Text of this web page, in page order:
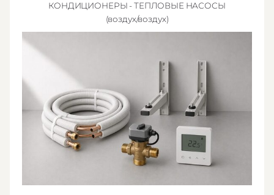
КОНДИЦИОНЕРЫ - ТЕПЛОВЫЕ НАСОСЫ
(воздух/воздух)